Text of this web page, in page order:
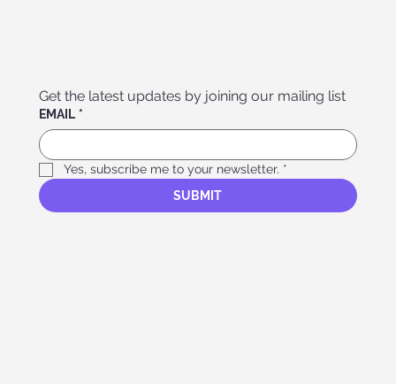
Get the latest updates by joining our mailing list
EMAIL *
Yes, subscribe me to your newsletter. *
SUBMIT